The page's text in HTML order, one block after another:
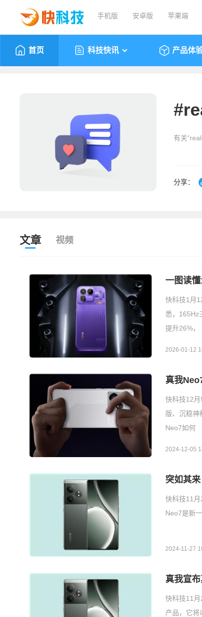
手机版 安卓版 苹果端
首页 科技快讯 产品体
#
有关
分享：
文章 视频
一图读
快科技1月
悉，165Hz
提升26%，
2026-01-12
真我
快科技12
版、沉稳神
Neo7如何
2024-12-05
突如其
快科技11
Neo7是新
2024-11-27
真我宣
快科技11
产品，它将